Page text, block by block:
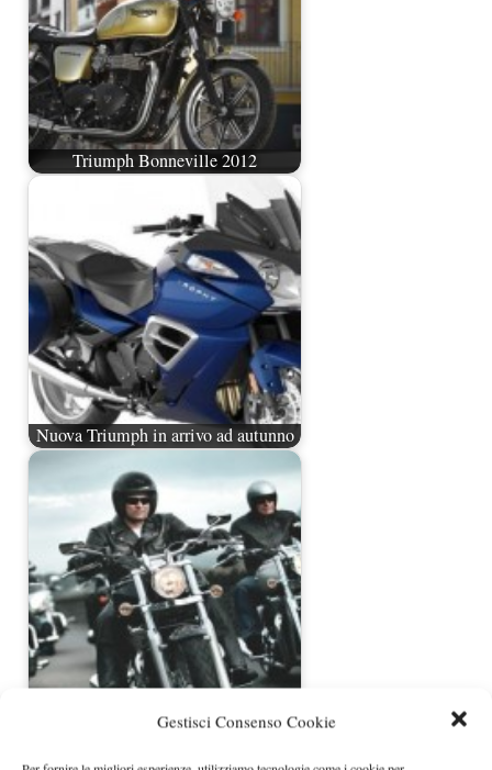
Gestisci Consenso Cookie
Triumph Bonneville 2012
Nuova Triumph in arrivo ad autunno